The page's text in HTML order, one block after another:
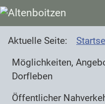
SKIP TO MAIN
Aktuelle Seite:
Möglichkeiten,
Dorfleben
Öffentlicher